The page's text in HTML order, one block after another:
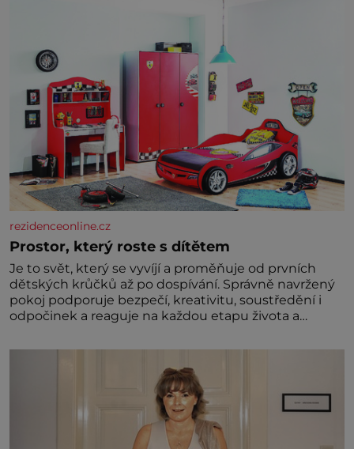
rezidenceonline.cz
Prostor, který roste s dítětem
Je to svět, který se vyvíjí a proměňuje od prvních
dětských krůčků až po dospívání. Správně navržený
pokoj podporuje bezpečí, kreativitu, soustředění i
odpočinek a reaguje na každou etapu života a
jednoduchost, měkkost a bezpečí, proto by pokoj